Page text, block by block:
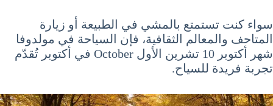
سواء كنت تستمتع بالمشي في الطبيعة أو زيارة
المتاحف والمعالم الثقافية، فإن السياحة في مولدوفا
شهر أكتوبر 10 تشرين الأول October في أكتوبر تُقدّم
تجربة فريدة للسياح.